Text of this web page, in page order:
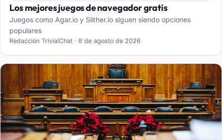
Los mejores juegos de navegador gratis
Juegos como Agar.io y Slither.io siguen siendo opciones
populares
Redacción TrivialChat · 8 de agosto de 2026